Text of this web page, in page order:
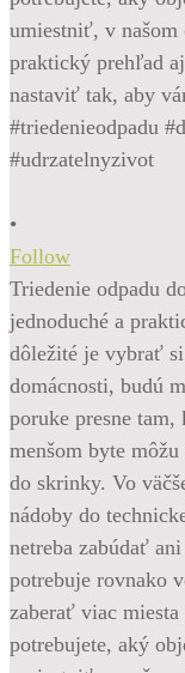
•
Follow
Triedenie odpadu
jednoduché a
dôležité je vybrať si
domácnosti, budú
poruke presne
menšom byte
do skrinky. Vo
nádoby do
netreba zabúdať
potrebuje rovnako
zaberať viac
potrebujete, aký